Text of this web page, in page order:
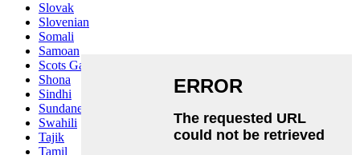
Slovak
Slovenian
Somali
Samoan
Scots Gaelic
Shona
Sindhi
Sundanese
Swahili
Tajik
Tamil